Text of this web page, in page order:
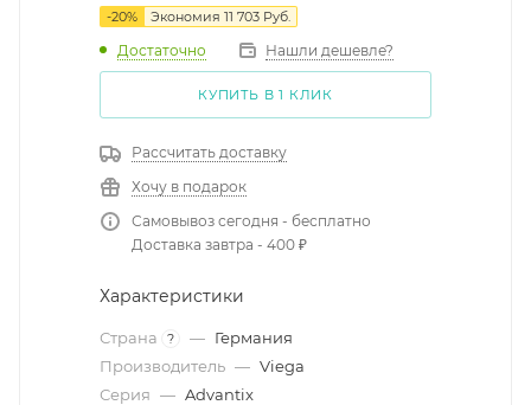
-20% Экономия 11 703 Руб.
Достаточно Нашли дешевле?
КУПИТЬ В 1 КЛИК
Рассчитать доставку
Хочу в подарок
Самовывоз сегодня - бесплатно
Доставка завтра - 400 ₽
Характеристики
Страна ? — Германия
Производитель — Viega
Серия — Advantix